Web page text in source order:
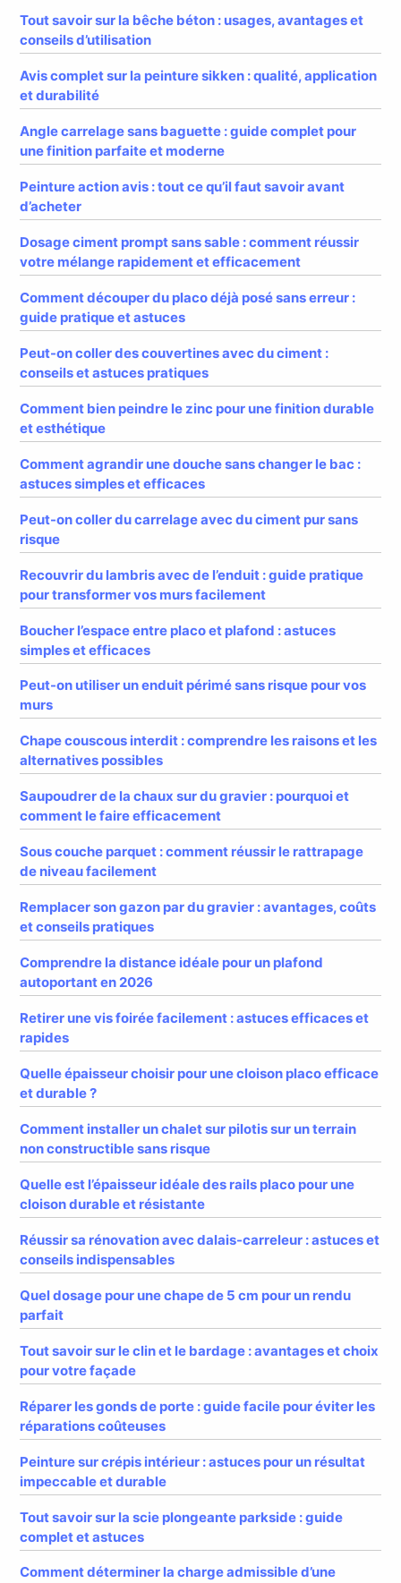
Tout savoir sur la bêche béton : usages, avantages et
conseils d’utilisation
Avis complet sur la peinture sikken : qualité, application
et durabilité
Angle carrelage sans baguette : guide complet pour
une finition parfaite et moderne
Peinture action avis : tout ce qu’il faut savoir avant
d’acheter
Dosage ciment prompt sans sable : comment réussir
votre mélange rapidement et efficacement
Comment découper du placo déjà posé sans erreur :
guide pratique et astuces
Peut-on coller des couvertines avec du ciment :
conseils et astuces pratiques
Comment bien peindre le zinc pour une finition durable
et esthétique
Comment agrandir une douche sans changer le bac :
astuces simples et efficaces
Peut-on coller du carrelage avec du ciment pur sans
risque
Recouvrir du lambris avec de l’enduit : guide pratique
pour transformer vos murs facilement
Boucher l’espace entre placo et plafond : astuces
simples et efficaces
Peut-on utiliser un enduit périmé sans risque pour vos
murs
Chape couscous interdit : comprendre les raisons et les
alternatives possibles
Saupoudrer de la chaux sur du gravier : pourquoi et
comment le faire efficacement
Sous couche parquet : comment réussir le rattrapage
de niveau facilement
Remplacer son gazon par du gravier : avantages, coûts
et conseils pratiques
Comprendre la distance idéale pour un plafond
autoportant en 2026
Retirer une vis foirée facilement : astuces efficaces et
rapides
Quelle épaisseur choisir pour une cloison placo efficace
et durable ?
Comment installer un chalet sur pilotis sur un terrain
non constructible sans risque
Quelle est l’épaisseur idéale des rails placo pour une
cloison durable et résistante
Réussir sa rénovation avec dalais-carreleur : astuces et
conseils indispensables
Quel dosage pour une chape de 5 cm pour un rendu
parfait
Tout savoir sur le clin et le bardage : avantages et choix
pour votre façade
Réparer les gonds de porte : guide facile pour éviter les
réparations coûteuses
Peinture sur crépis intérieur : astuces pour un résultat
impeccable et durable
Tout savoir sur la scie plongeante parkside : guide
complet et astuces
Comment déterminer la charge admissible d’une